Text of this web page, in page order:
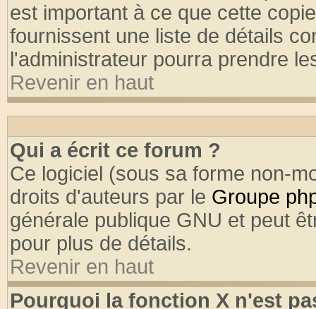
est important à ce que cette
fournissent une liste de détails
l'administrateur pourra prendre
Revenir en haut
Qui a écrit ce forum ?
Ce logiciel (sous sa forme non-
droits d'auteurs par le Groupe
générale publique GNU et peut
pour plus de détails.
Revenir en haut
Pourquoi la fonction X n'est